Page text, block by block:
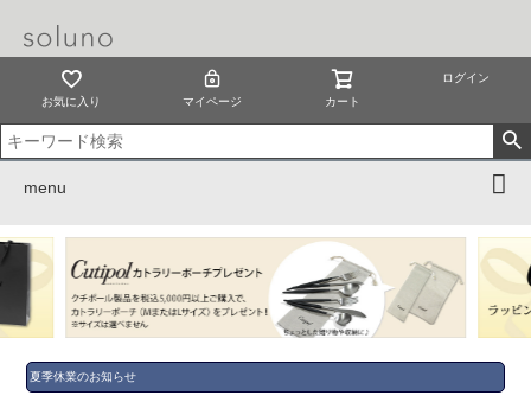
お気に入り マイページ カート
ログイン
menu
夏季休業のお知らせ